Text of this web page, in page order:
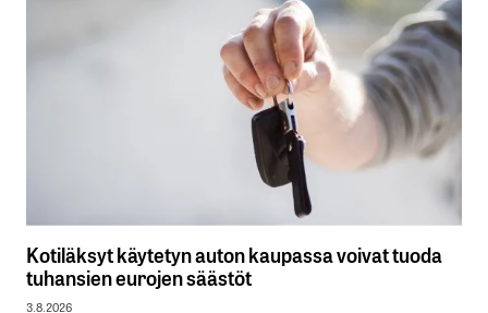
Kotiläksyt käytetyn auton kaupassa voivat tuoda
tuhansien eurojen säästöt
3.8.2026